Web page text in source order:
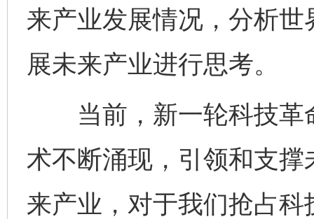
来产业发展情况，分析
展未来产业进行思考。
当前，新一轮科技革
术不断涌现，引领和支
来产业，对于我们抢占